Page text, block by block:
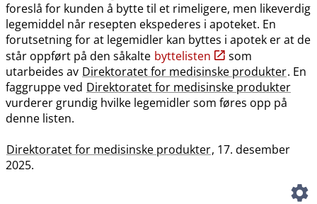
foreslå for kunden å bytte til et rimeligere, men likeverdig
legemiddel når resepten ekspederes i apoteket. En
forutsetning for at legemidler kan byttes i apotek er at de
står oppført på den såkalte byttelisten
som
utarbeides av Direktoratet for medisinske produkter. En
faggruppe ved Direktoratet for medisinske produkter
vurderer grundig hvilke legemidler som føres opp på
denne listen.
Direktoratet for medisinske produkter, 17. desember
2025.